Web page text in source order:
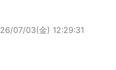
26/07/03(金) 12:29:31